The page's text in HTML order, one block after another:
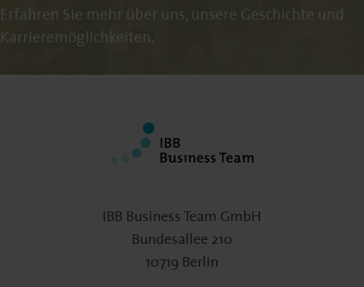
Erfahren Sie mehr über uns, unsere Geschichte und
Karrieremöglichkeiten.
IBB Business Team GmbH
Bundesallee 210
10719 Berlin